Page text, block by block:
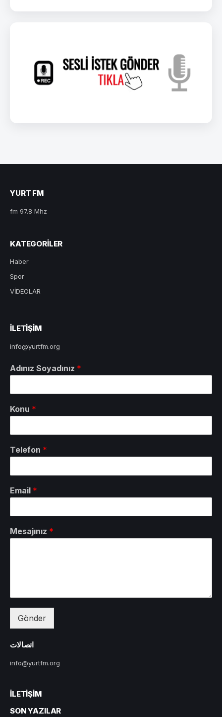
YURT FM
fm 97.8 Mhz
KATEGORILER
Haber
Spor
VİDEOLAR
ILETIŞIM
info@yurtfm.org
Adınız Soyadınız *
Konu *
Telefon *
Email *
Mesajınız *
Gönder
اتصالات
info@yurtfm.org
İLETIŞIM
SON YAZILAR